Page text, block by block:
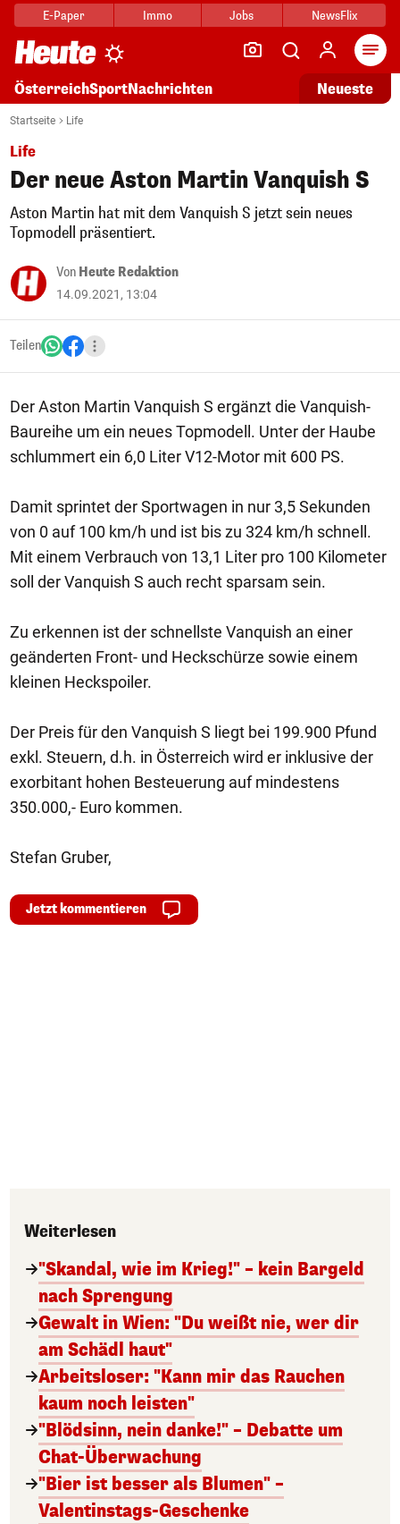
E-Paper Immo Jobs NewsFlix
ÖsterreichSportNachrichten Neueste
Startseite Life
Life
Der neue Aston Martin Vanquish S
Aston Martin hat mit dem Vanquish S jetzt sein neues
Topmodell präsentiert.
Von Heute Redaktion
14.09.2021, 13:04
Teilen
Der Aston Martin Vanquish S ergänzt die Vanquish-
Baureihe um ein neues Topmodell. Unter der Haube
schlummert ein 6,0 Liter V12-Motor mit 600 PS.
Damit sprintet der Sportwagen in nur 3,5 Sekunden
von 0 auf 100 km/h und ist bis zu 324 km/h schnell.
Mit einem Verbrauch von 13,1 Liter pro 100 Kilometer
soll der Vanquish S auch recht sparsam sein.
Zu erkennen ist der schnellste Vanquish an einer
geänderten Front- und Heckschürze sowie einem
kleinen Heckspoiler.
Der Preis für den Vanquish S liegt bei 199.900 Pfund
exkl. Steuern, d.h. in Österreich wird er inklusive der
exorbitant hohen Besteuerung auf mindestens
350.000,- Euro kommen.
Stefan Gruber,
Jetzt kommentieren
Weiterlesen
"Skandal, wie im Krieg!" – kein Bargeld
nach Sprengung
Gewalt in Wien: "Du weißt nie, wer dir
am Schädl haut"
Arbeitsloser: "Kann mir das Rauchen
kaum noch leisten"
"Blödsinn, nein danke!" – Debatte um
Chat-Überwachung
"Bier ist besser als Blumen" –
Valentinstags-Geschenke